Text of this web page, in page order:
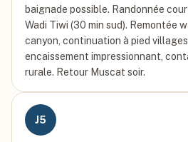
baignade possible. Randonnée
Wadi Tiwi (30 min sud). Remontée
canyon, continuation à pied
encaissement impressionnant,
rurale. Retour Muscat soir.
J5